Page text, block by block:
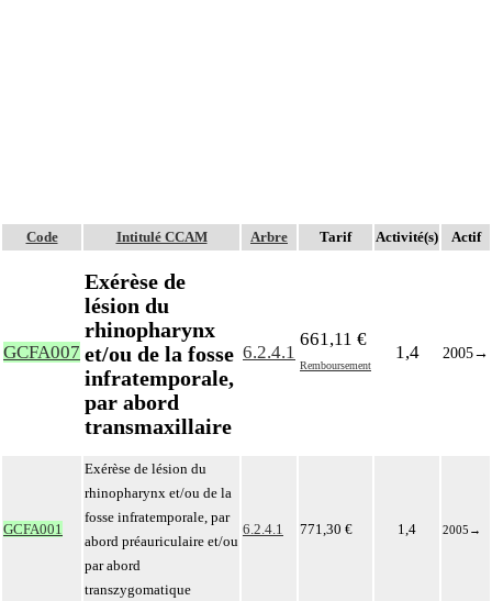
Code Intitulé CCAM Arbre Tarif Activité(s) Actif
GCFA007
Exérèse de
lésion du
rhinopharynx
et/ou de la fosse
infratemporale,
par abord
transmaxillaire
6.2.4.1
661,11 €
Remboursement
1,4 2005→
GCFA001
Exérèse de lésion du
rhinopharynx et/ou de la
fosse infratemporale, par
abord préauriculaire et/ou
par abord
transzygomatique
6.2.4.1 771,30 € 1,4 2005 →